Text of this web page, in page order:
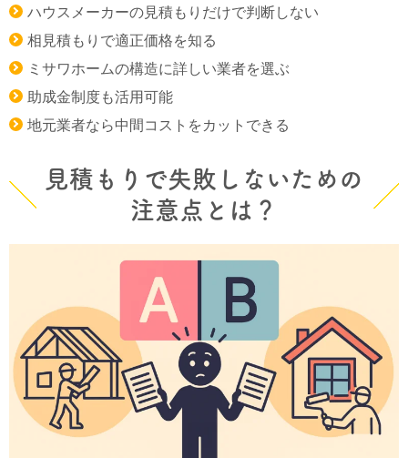
ハウスメーカーの見積もりだけで判断しない
相見積もりで適正価格を知る
ミサワホームの構造に詳しい業者を選ぶ
助成金制度も活用可能
地元業者なら中間コストをカットできる
見積もりで失敗しないための
注意点とは？